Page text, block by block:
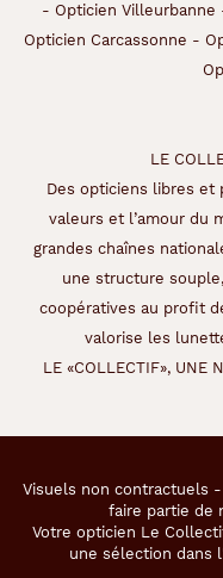
- Opticien Villeurbanne
Opticien Carcassonne -
LE
Des opticiens libres et
valeurs et l’amour du
grandes chaînes
une structure
coopératives au profit
valorise les
LE «COLLECTIF», UNE
Visuels non contractuels
faire partie de
Votre opticien Le
une sélection dans